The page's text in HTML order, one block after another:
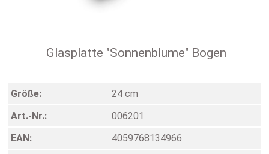
Glasplatte "Sonnenblume" Bogen
Größe:
24 cm
Art.-Nr.:
006201
EAN:
4059768134966